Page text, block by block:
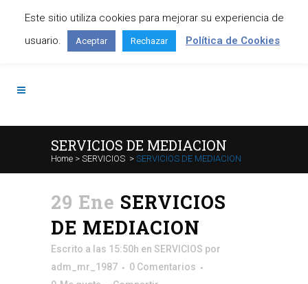
Contáctanos: +34 645 295 966
SERVICIOS DE MEDIACION
Home > SERVICIOS > SERVICIOS DE MEDIACION
29 Ene SERVICIOS
DE MEDIACION
Escrito a las 15:50h en SERVICIOS por
adm_mr_1987
0 Comentarios
Este sitio utiliza cookies para mejorar su experiencia de
usuario.
Aceptar Rechazar Política de Cookies